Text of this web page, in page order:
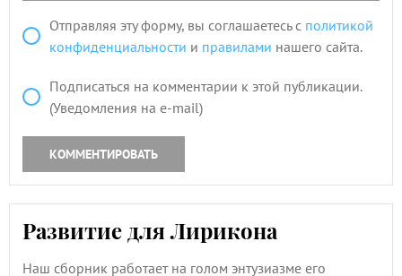
Отправляя эту форму, вы соглашаетесь с политикой
конфиденциальности и правилами нашего сайта.
Подписаться на комментарии к этой публикации.
(Уведомления на e-mail)
КОММЕНТИРОВАТЬ
Развитие для Лирикона
Наш сборник работает на голом энтузиазме его